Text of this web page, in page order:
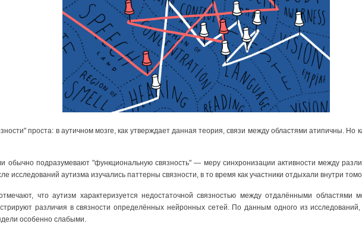
проста: в аутичном мозге, как утверждает данная теория, связи между областями атипичны.
обычно подразумевают "функциональную связность" — меру синхронизации активности между
исследований аутизма изучались паттерны связности, в то время как участники отдыхали внутри
что аутизм характеризуется недостаточной связностью между отдалёнными областями
различия в связности определённых нейронных сетей. По данным одного из исследований,
особенно слабыми.